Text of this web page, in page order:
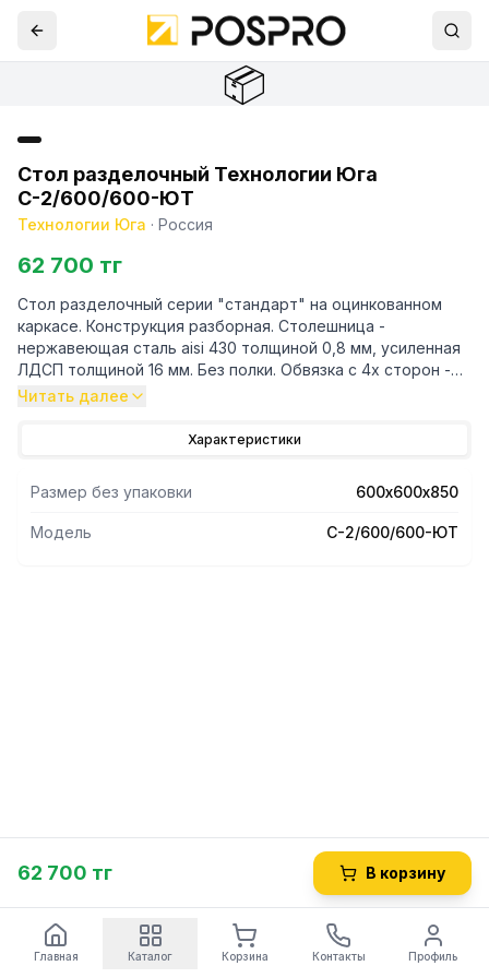
📦
Стол разделочный Технологии Юга
С-2/600/600-ЮТ
Технологии Юга · Россия
62 700 тг
Стол разделочный серии "стандарт" на оцинкованном
каркасе. Конструкция разборная. Столешница -
нержавеющая сталь aisi 430 толщиной 0,8 мм, усиленная
ЛДСП толщиной 16 мм. Без полки. Обвязка с 4х сторон -
оцинкованная сталь. Каркас - уголок 40/40 мм из оци
Читать далее
Характеристики
Размер без упаковки 600х600х850
Модель С-2/600/600-ЮТ
62 700 тг В корзину
Главная Каталог Корзина Контакты Профиль